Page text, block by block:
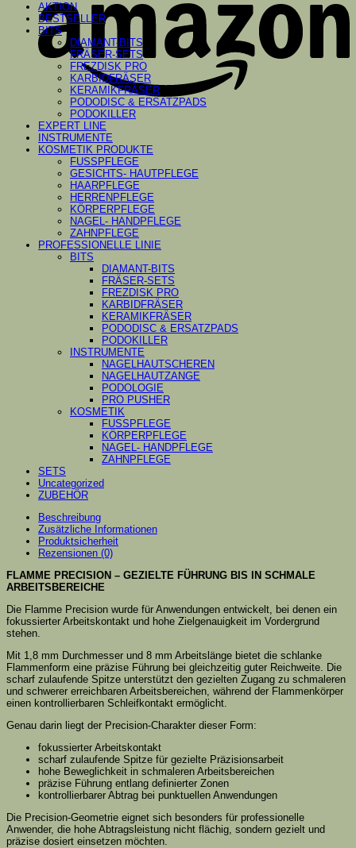
8
mm
|
Green
(Grob)
DIAMANT
Struktur
Menge
AKTION
BESTSELLER
BITS
DIAMANT-BITS
FRÄSER-SETS
FREZDISK PRO
KARBIDFRÄSER
KERAMIKFRÄSER
PODODISC & ERSATZPADS
PODOKILLER
EXPERT LINE
INSTRUMENTE
KOSMETIK PRODUKTE
FUSSPFLEGE
GESICHTS- HAUTPFLEGE
HAARPFLEGE
HERRENPFLEGE
KÖRPERPFLEGE
NAGEL- HANDPFLEGE
ZAHNPFLEGE
PROFESSIONELLE LINIE
BITS
DIAMANT-BITS
FRÄSER-SETS
FREZDISK PRO
KARBIDFRÄSER
KERAMIKFRÄSER
PODODISC & ERSATZPADS
PODOKILLER
INSTRUMENTE
NAGELHAUTSCHEREN
NAGELHAUTZANGE
PODOLOGIE
PRO PUSHER
KOSMETIK
FUSSPFLEGE
KÖRPERPFLEGE
NAGEL- HANDPFLEGE
ZAHNPFLEGE
SETS
Uncategorized
ZUBEHÖR
Beschreibung
Zusätzliche Informationen
Produktsicherheit
Rezensionen (0)
FLAMME PRECISION – GEZIELTE FÜHRUNG BIS IN SCHMALE
ARBEITSBEREICHE
Die Flamme Precision wurde für Anwendungen entwickelt, bei denen ein
fokussierter Arbeitskontakt und hohe Zielgenauigkeit im Vordergrund
stehen.
Mit 1,8 mm Durchmesser und 8 mm Arbeitslänge bietet die schlanke
Flammenform eine präzise Führung bei gleichzeitig guter Reichweite. Die
scharf zulaufende Spitze unterstützt den gezielten Zugang zu schmaleren
und schwerer erreichbaren Arbeitsbereichen, während der Flammenkörper
einen kontrollierbaren Schleifkontakt ermöglicht.
Genau darin liegt der Precision-Charakter dieser Form:
fokussierter Arbeitskontakt
scharf zulaufende Spitze für gezielte Präzisionsarbeit
hohe Beweglichkeit in schmaleren Arbeitsbereichen
präzise Führung entlang definierter Zonen
kontrollierbarer Abtrag bei punktuellen Anwendungen
Die Precision-Geometrie eignet sich besonders für professionelle
Anwender, die hohe Abtragsleistung nicht flächig, sondern gezielt und
präzise dosiert einsetzen möchten.